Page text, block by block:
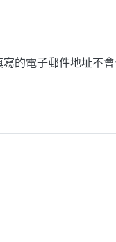
的電子郵件地址不會